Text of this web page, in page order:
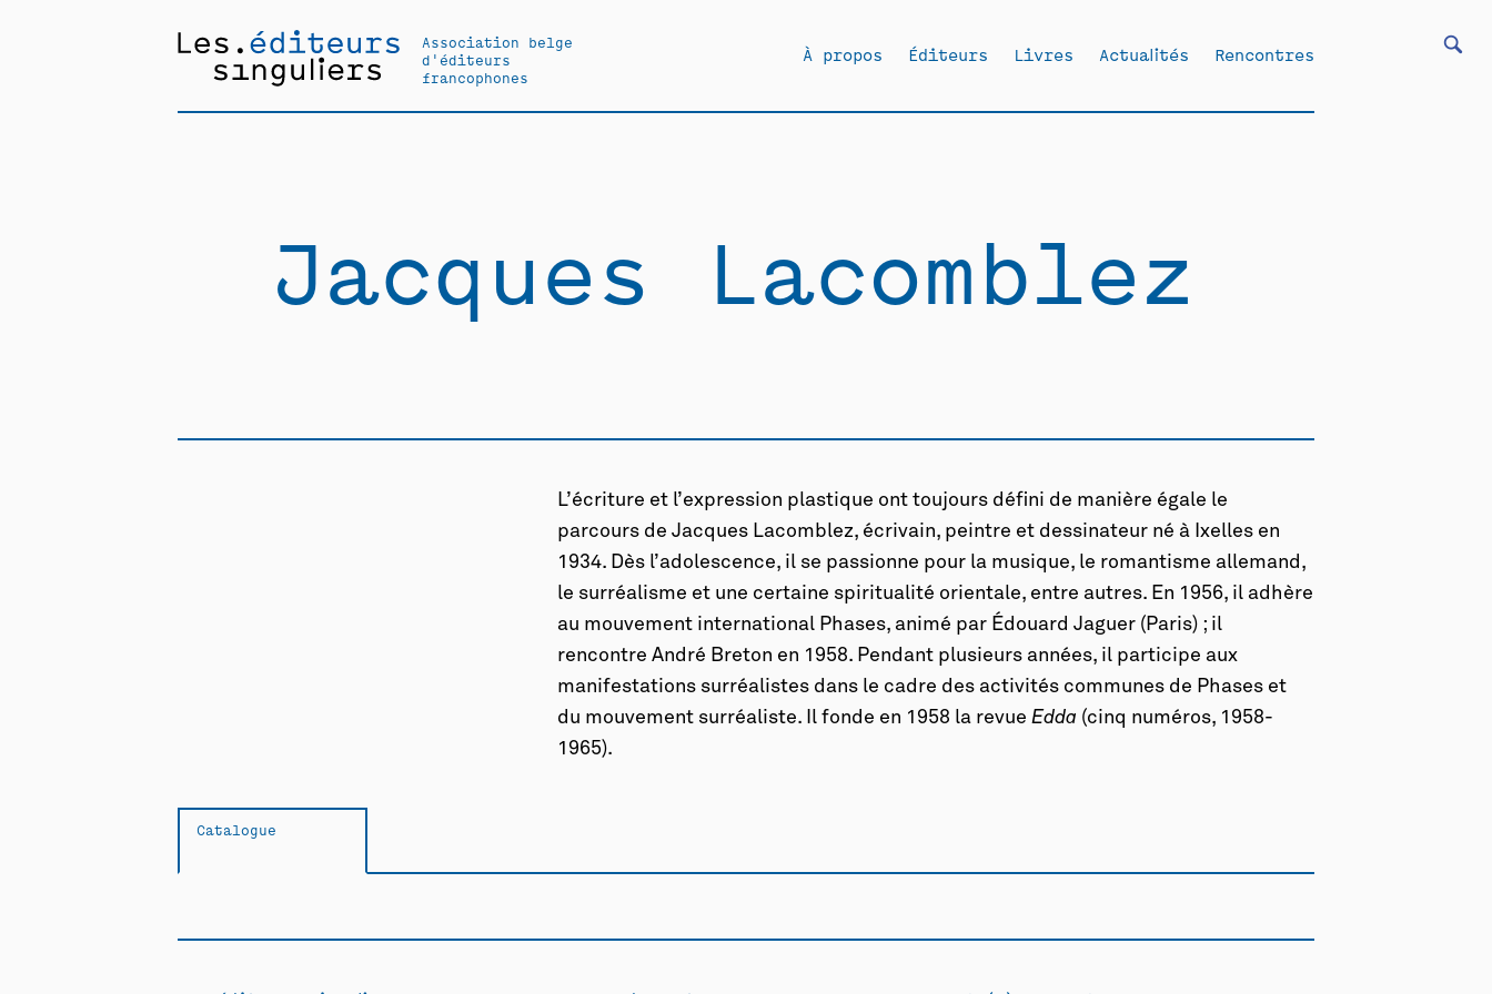
Association belge
d'éditeurs
francophones
À propos Éditeurs Livres Actualités Rencontres
Jacques Lacomblez
L’écriture et l’expression plastique ont toujours défini de manière égale le
parcours de Jacques Lacomblez, écrivain, peintre et dessinateur né à Ixelles en
1934. Dès l’adolescence, il se passionne pour la musique, le romantisme allemand,
le surréalisme et une certaine spiritualité orientale, entre autres. En 1956, il adhère
au mouvement international Phases, animé par Édouard Jaguer (Paris) ; il
rencontre André Breton en 1958. Pendant plusieurs années, il participe aux
manifestations surréalistes dans le cadre des activités communes de Phases et
du mouvement surréaliste. Il fonde en 1958 la revueEdda (cinq numéros, 1958-
1965).
Catalogue